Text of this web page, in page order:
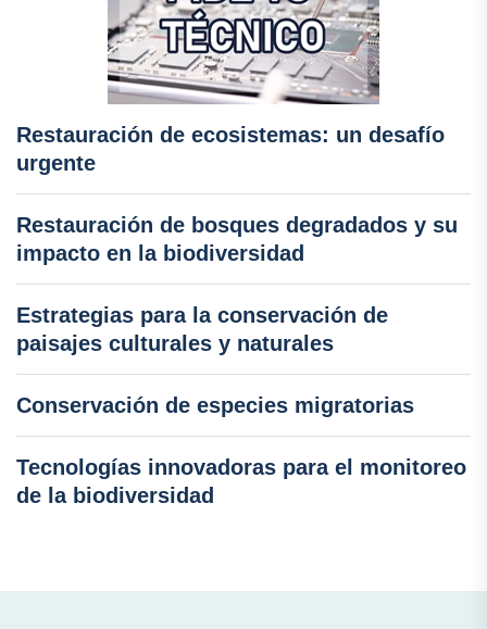
Restauración de ecosistemas: un desafío
urgente
Restauración de bosques degradados y su
impacto en la biodiversidad
Estrategias para la conservación de
paisajes culturales y naturales
Conservación de especies migratorias
Tecnologías innovadoras para el monitoreo
de la biodiversidad